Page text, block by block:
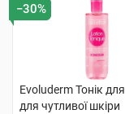
−30%
Evoluderm Тонік
для чутливої шкіри